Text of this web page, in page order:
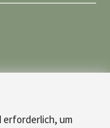
erforderlich, um